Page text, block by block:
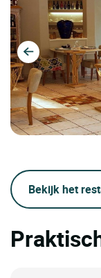
Bekijk het